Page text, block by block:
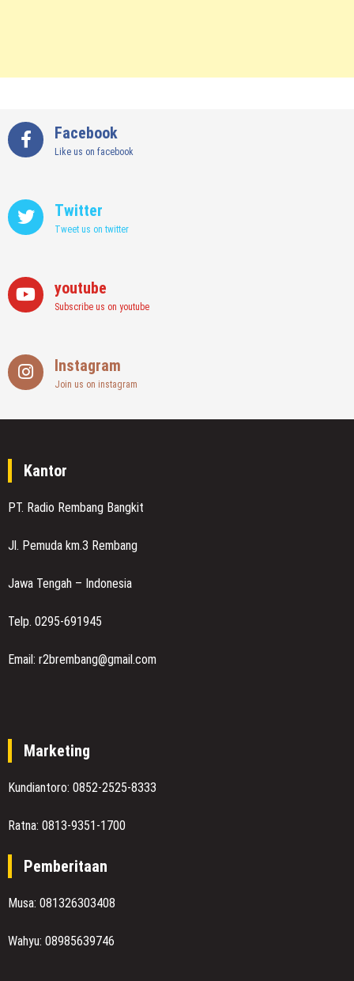
Facebook
Like us on facebook
Twitter
Tweet us on twitter
youtube
Subscribe us on youtube
Instagram
Join us on instagram
Kantor
PT. Radio Rembang Bangkit
Jl. Pemuda km.3 Rembang
Jawa Tengah – Indonesia
Telp. 0295-691945
Email: r2brembang@gmail.com
Marketing
Kundiantoro: 0852-2525-8333
Ratna: 0813-9351-1700
Pemberitaan
Musa: 081326303408
Wahyu: 08985639746